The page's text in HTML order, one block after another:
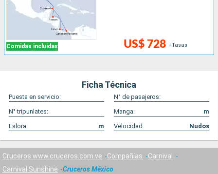
Comidas incluidas US$ 728 +Tasas
Ficha Técnica
Puesta en servicio:
N° de pasajeros:
N° tripunlates:
Manga:
m
Eslora:
m Velocidad: Nudos
Cruceros www.cruceros.com.ve Compañías
Carnival
Carnival Sunshine
Cruceros México